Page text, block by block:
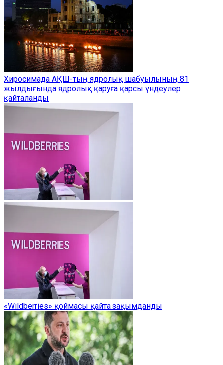
Хиросимада АҚШ-тың ядролық шабуылының 81
жылдығында ядролық қаруға қарсы үндеулер
қайталанды
«Wildberries» қоймасы қайта зақымданды